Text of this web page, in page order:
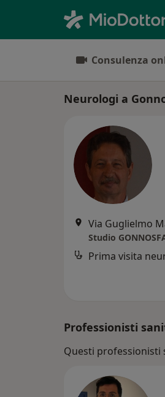
Consulenza
Neurologi a
Studio
Prima visita
Professionisti
Questi professionisti